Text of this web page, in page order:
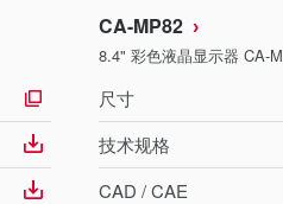
CA-MP82
8.4" 彩色液晶显示器 CA-M
尺寸
技术规格
CAD / CAE